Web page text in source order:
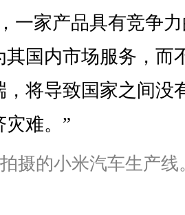
一家产品具有竞争
国内市场服务，而
，将导致国家之间没
难。”
摄的小米汽车生产